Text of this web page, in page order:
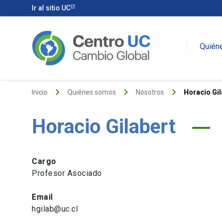
Ir al sitio UC
Inicio keyboard_arrow_right Quiénes somos keyboard_arrow_right Nosotros keyboard_arrow_right Horacio
Horacio Gilabert
Cargo
Profesor Asociado
Email
hgilab@uc.cl